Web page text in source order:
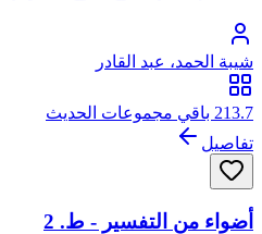
شيبة الحمد، عبد القادر
213.7 باقي مجموعات الحديث
تفاصيل
أضواء من التفسير - ط. 2